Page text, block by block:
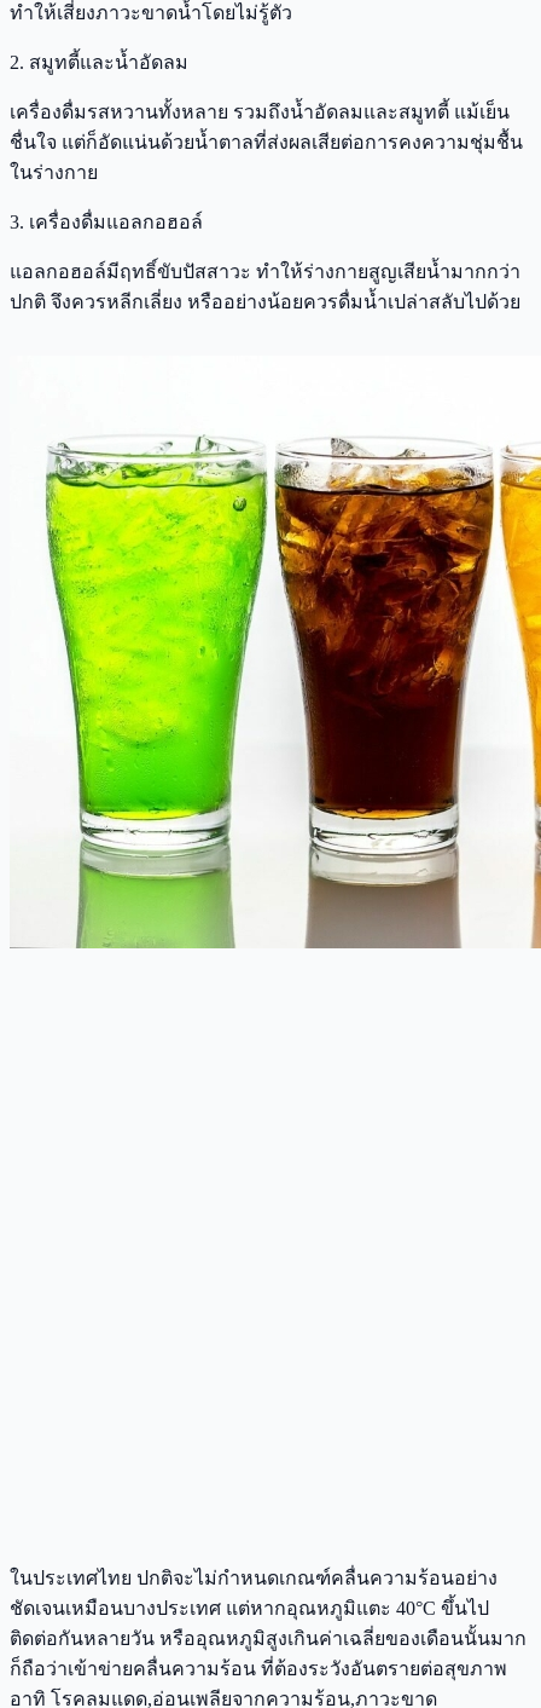
ทำให้เสี่ยงภาวะขาดน้ำโดยไม่รู้ตัว
2. สมูทตี้และน้ำอัดลม
เครื่องดื่มรสหวานทั้งหลาย รวมถึงน้ำอัดลมและสมูทตี้ แม้เย็น
ชื่นใจ แต่ก็อัดแน่นด้วยน้ำตาลที่ส่งผลเสียต่อการคงความชุ่มชื้น
ในร่างกาย
3. เครื่องดื่มแอลกอฮอล์
แอลกอฮอล์มีฤทธิ์ขับปัสสาวะ ทำให้ร่างกายสูญเสียน้ำมากกว่า
ปกติ จึงควรหลีกเลี่ยง หรืออย่างน้อยควรดื่มน้ำเปล่าสลับไปด้วย
ในประเทศไทย ปกติจะไม่กำหนดเกณฑ์คลื่นความร้อนอย่าง
ชัดเจนเหมือนบางประเทศ แต่หากอุณหภูมิแตะ 40°C ขึ้นไป
ติดต่อกันหลายวัน หรืออุณหภูมิสูงเกินค่าเฉลี่ยของเดือนนั้นมาก
ก็ถือว่าเข้าข่ายคลื่นความร้อน ที่ต้องระวังอันตรายต่อสุขภาพ
อาทิ โรคลมแดด,อ่อนเพลียจากความร้อน,ภาวะขาด